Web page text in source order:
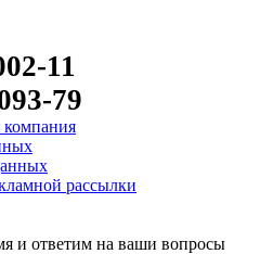
11
79
компания
рассылки
и ответим на ваши вопросы